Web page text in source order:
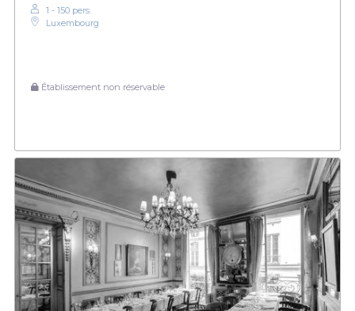
1 - 150 pers.
Luxembourg
Établissement non réservable